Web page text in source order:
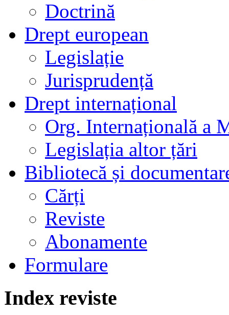
Doctrină
Drept european
Legislație
Jurisprudență
Drept internațional
Org. Internațională a
Legislația altor țări
Bibliotecă și
Cărți
Reviste
Abonamente
Formulare
Index reviste